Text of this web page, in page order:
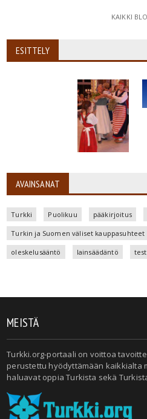
KAIKKI
ESITTELY
AVAINSANAT
Turkki Puolikuu pääkirjoitus
Turkin ja Suomen väliset kauppasuhteet
oleskelusääntö lainsäädäntö test
MEISTÄ
Turkki.org-portaali on voittoa
perustettu hyödyttämään kaikkialta
haluavat oppia Turkista sekä